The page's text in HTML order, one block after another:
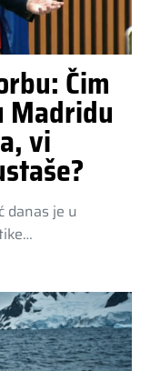
Čim
Madridu
vi
danas je u